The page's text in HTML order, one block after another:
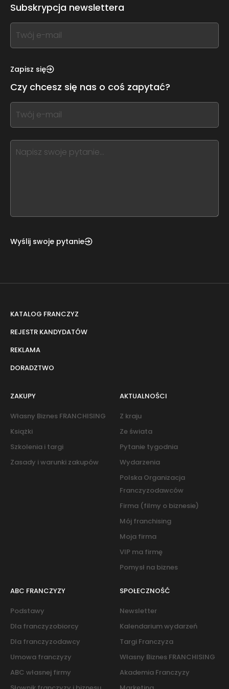
Subskrypcja newslettera
If
you
this,
this
form
field
blank
Zapisz się
Czy chcesz się nas o coś zapytać?
If
you
this,
leave
Wyślij swoje pytanie
KATALOG FRANCZYZ
REJESTR KANDYDATÓW
REKLAMA
DORADZTWO
ZAKUPY
Własny Biznes FRANCHISING
Książki
Szkolenia i targi
Zasady i warunki zakupów
AKTUALNOŚCI
Z kraju
Ze świata
Pytanie tygodnia
Wydarzenia
Polska Organizacja
Franczyzodawców
Firma (filmy o biznesie)
Mój franchising
Moja firma
VIP ma firmę
Pomysł na biznes
ABC FRANCZYZY
Podstawy
Dla franczyzobiorcy
Dla franczyzodawcy
Umowa franczyzy
ABC własnej firmy
SPOŁECZNOŚĆ
Newsletter
Kalendarium wydarzeń
Targi Franczyza
Własny Biznes FRANCHISING
Akademia Franczyzy